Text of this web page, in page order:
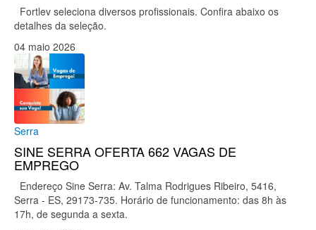
Fortlev seleciona diversos profissionais. Confira abaixo os
detalhes da seleção.
04 maio 2026
Serra
SINE SERRA OFERTA 662 VAGAS DE
EMPREGO
Endereço Sine Serra: Av. Talma Rodrigues Ribeiro, 5416,
Serra - ES, 29173-735. Horário de funcionamento: das 8h às
17h, de segunda a sexta.